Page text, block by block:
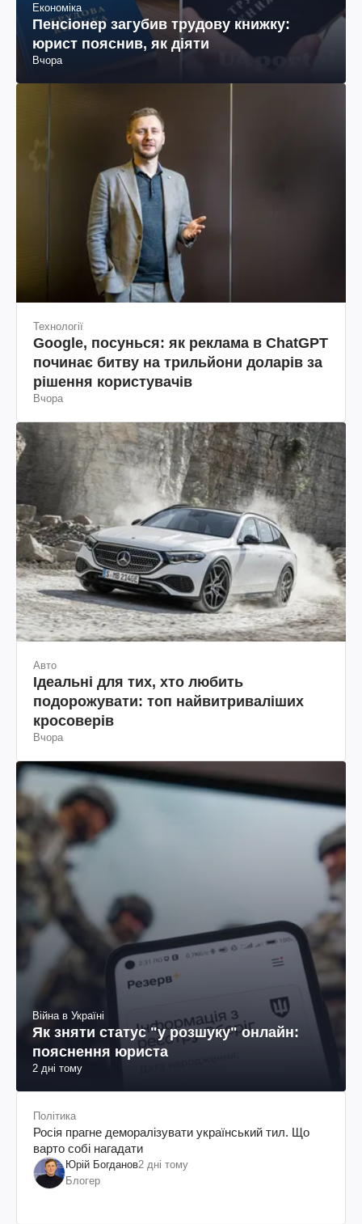
Економіка
Пенсіонер загубив трудову книжку:
юрист пояснив, як діяти
Вчора
Технології
Google, посунься: як реклама в ChatGPT
починає битву на трильйони доларів за
рішення користувачів
Вчора
Авто
Ідеальні для тих, хто любить
подорожувати: топ найвитриваліших
кросоверів
Вчора
Війна в Україні
Як зняти статус "у розшуку" онлайн:
пояснення юриста
2 дні тому
Політика
Росія прагне деморалізувати український тил. Що
варто собі нагадати
Юрій Богданов2 дні тому
Блогер